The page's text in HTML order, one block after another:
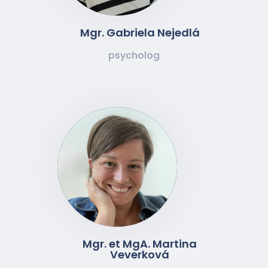
Mgr. Gabriela Nejedlá
psycholog
Mgr. et MgA. Martina
Veverková